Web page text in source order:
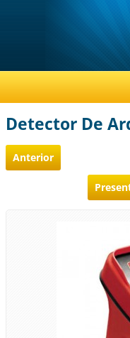
Detector De
Anterior